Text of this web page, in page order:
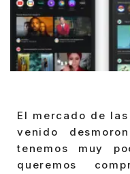
El mercado de
venido
tenemos muy
queremos